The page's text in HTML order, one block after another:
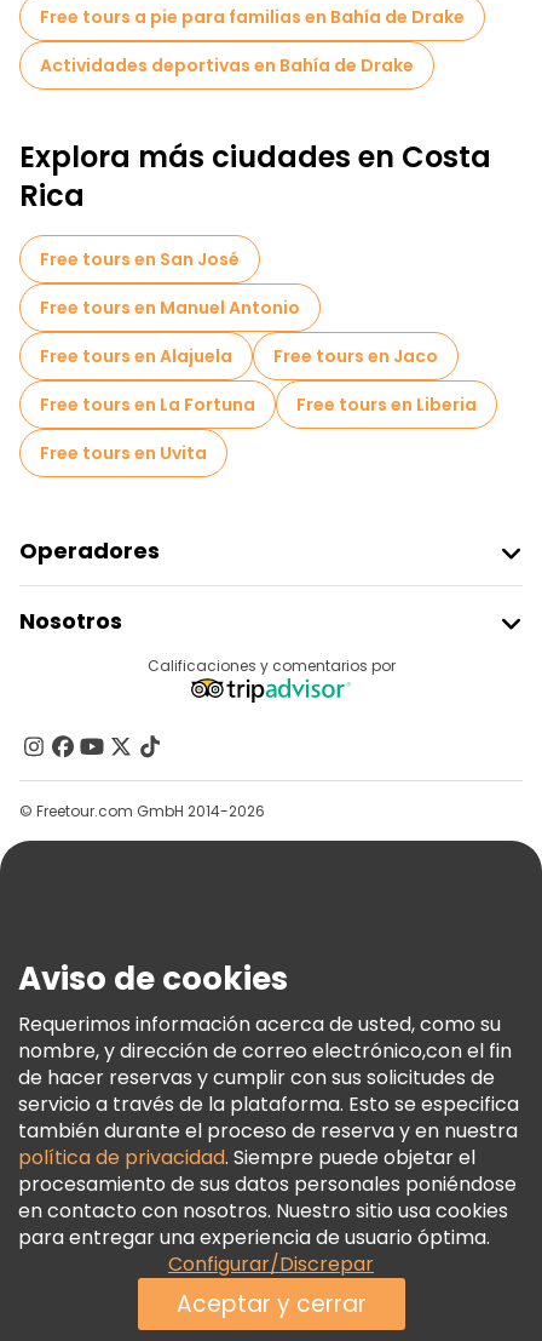
Free tours a pie para familias en Bahía de Drake
Actividades deportivas en Bahía de Drake
Explora más ciudades en Costa
Rica
Free tours en San José
Free tours en Manuel Antonio
Free tours en Alajuela
Free tours en Jaco
Free tours en La Fortuna
Free tours en Liberia
Free tours en Uvita
Operadores
Acceder Como Proveedor
Programa De Afiliados
Nosotros
Contacto
Grupos
Ayuda
Términos E Información Legal
Política De Cookies
Freetour Premios
Programa De Fidelidad
Calificaciones y comentarios por
© Freetour.com GmbH 2014-2026
Aviso de cookies
Requerimos información acerca de usted, como su
nombre, y dirección de correo electrónico,con el fin
de hacer reservas y cumplir con sus solicitudes de
servicio a través de la plataforma. Esto se especifica
también durante el proceso de reserva y en nuestra
política de privacidad. Siempre puede objetar el
procesamiento de sus datos personales poniéndose
en contacto con nosotros. Nuestro sitio usa cookies
para entregar una experiencia de usuario óptima.
Configurar/Discrepar
Aceptar y cerrar